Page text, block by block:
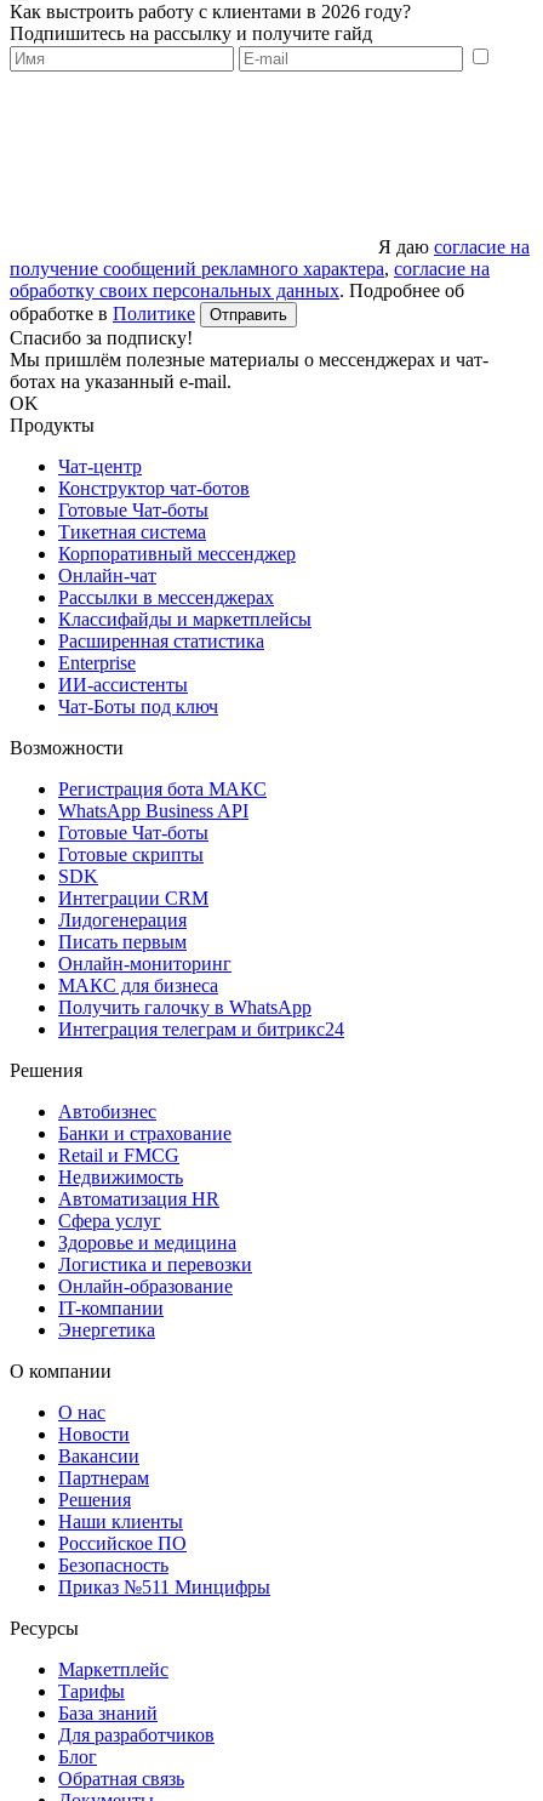
Как выстроить работу с клиентами в 2026 году?
Подпишитесь на рассылку и получите гайд
Я даю согласие на
получение сообщений рекламного характера, согласие на
обработку своих персональных данных. Подробнее об
обработке в Политике Отправить
Спасибо за подписку!
Мы пришлём полезные материалы о мессенджерах и чат-
ботах на указанный e-mail.
OK
Продукты
Чат-центр
Конструктор чат-ботов
Готовые Чат-боты
Тикетная система
Корпоративный мессенджер
Онлайн-чат
Рассылки в мессенджерах
Классифайды и маркетплейсы
Расширенная статистика
Enterprise
ИИ-ассистенты
Чат-Боты под ключ
Возможности
Регистрация бота MAКС
WhatsApp Business API
Готовые Чат-боты
Готовые скрипты
SDK
Интеграции CRM
Лидогенерация
Писать первым
Онлайн-мониторинг
MAКС для бизнеса
Получить галочку в WhatsApp
Интеграция телеграм и битрикс24
Решения
Автобизнес
Банки и страхование
Retail и FMCG
Недвижимость
Автоматизация HR
Сфера услуг
Здоровье и медицина
Логистика и перевозки
Онлайн-образование
IT-компании
Энергетика
О компании
О нас
Новости
Вакансии
Партнерам
Решения
Наши клиенты
Российское ПО
Безопасность
Приказ №511 Минцифры
Ресурсы
Маркетплейс
Тарифы
База знаний
Для разработчиков
Блог
Обратная связь